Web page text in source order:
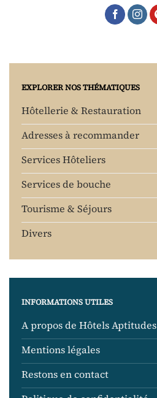
EXPLORER NOS THÉMATIQUES
Hôtellerie & Restauration
Adresses à recommander
Services Hôteliers
Services de bouche
Tourisme & Séjours
Divers
INFORMATIONS UTILES
A propos de Hôtels Aptitudes
Mentions légales
Restons en contact